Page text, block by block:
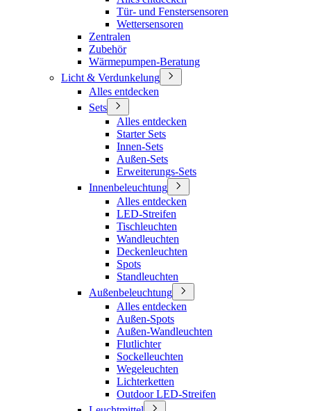
Tür- und Fenstersensoren
Wettersensoren
Zentralen
Zubehör
Wärmepumpen-Beratung
Licht & Verdunkelung
Alles entdecken
Sets
Alles entdecken
Starter Sets
Innen-Sets
Außen-Sets
Erweiterungs-Sets
Innenbeleuchtung
Alles entdecken
LED-Streifen
Tischleuchten
Wandleuchten
Deckenleuchten
Spots
Standleuchten
Außenbeleuchtung
Alles entdecken
Außen-Spots
Außen-Wandleuchten
Flutlichter
Sockelleuchten
Wegeleuchten
Lichterketten
Outdoor LED-Streifen